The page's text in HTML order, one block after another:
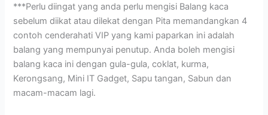
***Perlu diingat yang anda perlu mengisi Balang kaca
sebelum diikat atau dilekat dengan Pita memandangkan 4
contoh cenderahati VIP yang kami paparkan ini adalah
balang yang mempunyai penutup. Anda boleh mengisi
balang kaca ini dengan gula-gula, coklat, kurma,
Kerongsang, Mini IT Gadget, Sapu tangan, Sabun dan
macam-macam lagi.